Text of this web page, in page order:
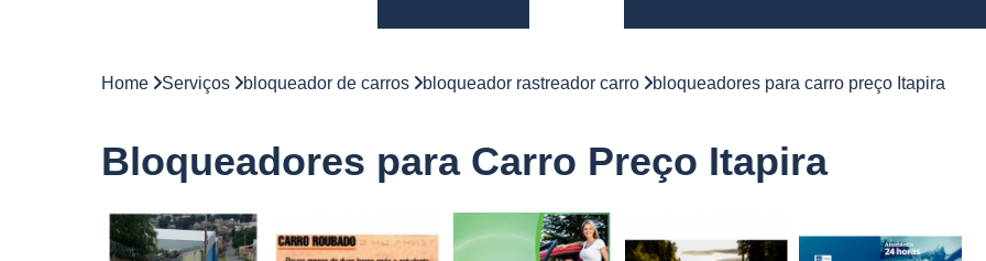
Monitoramento
de frotas
Monitoramentos
veiculares
Controle de Jornada Motorista
Controle de Abastecimento de
Controle de Frota
Controle de Frota
Home Serviços bloqueador de carros bloqueador rastreador carro bloqueadores para carro preço Itapira
Bloqueadores para Carro Preço Itapira